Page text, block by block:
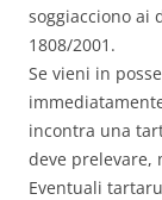
soggiacciono ai
1808/2001.
Se vieni in
incontra una
deve prelevare,
Eventuali